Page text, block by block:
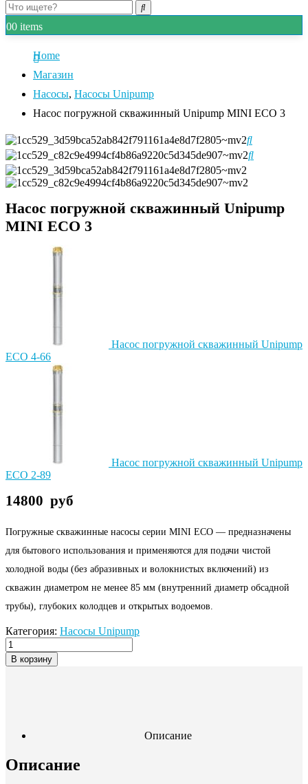
00 items
Home
Магазин
Насосы, Насосы Unipump
Насос погружной скважинный Unipump MINI ECO 3
Насос погружной скважинный Unipump
MINI ECO 3
Насос погружной скважинный Unipump
ECO 4-66
Насос погружной скважинный Unipump
ECO 2-89
14800 руб
Погружные скважинные насосы серии MINI ЕСО — предназначены
для бытового использования и применяются для подачи чистой
холодной воды (без абразивных и волокнистых включений) из
скважин диаметром не менее 85 мм (внутренний диаметр обсадной
трубы), глубоких колодцев и открытых водоемов.
Категория: Насосы Unipump
В корзину
Описание
Описание